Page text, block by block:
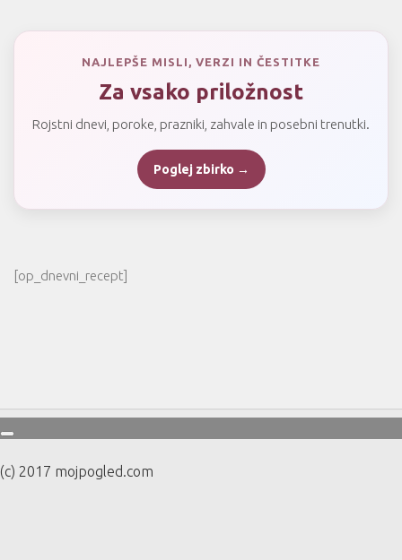
NAJLEPŠE MISLI, VERZI IN ČESTITKE
Za vsako priložnost
Rojstni dnevi, poroke, prazniki, zahvale in posebni trenutki.
Poglej zbirko →
[op_dnevni_recept]
(c) 2017 mojpogled.com